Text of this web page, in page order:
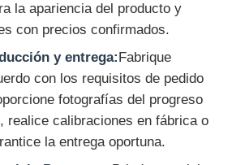
la apariencia del producto y
con precios confirmados.
y entrega:Fabrique
con los requisitos de pedido
fotografías del progreso
realice calibraciones en fábrica o
la entrega oportuna.